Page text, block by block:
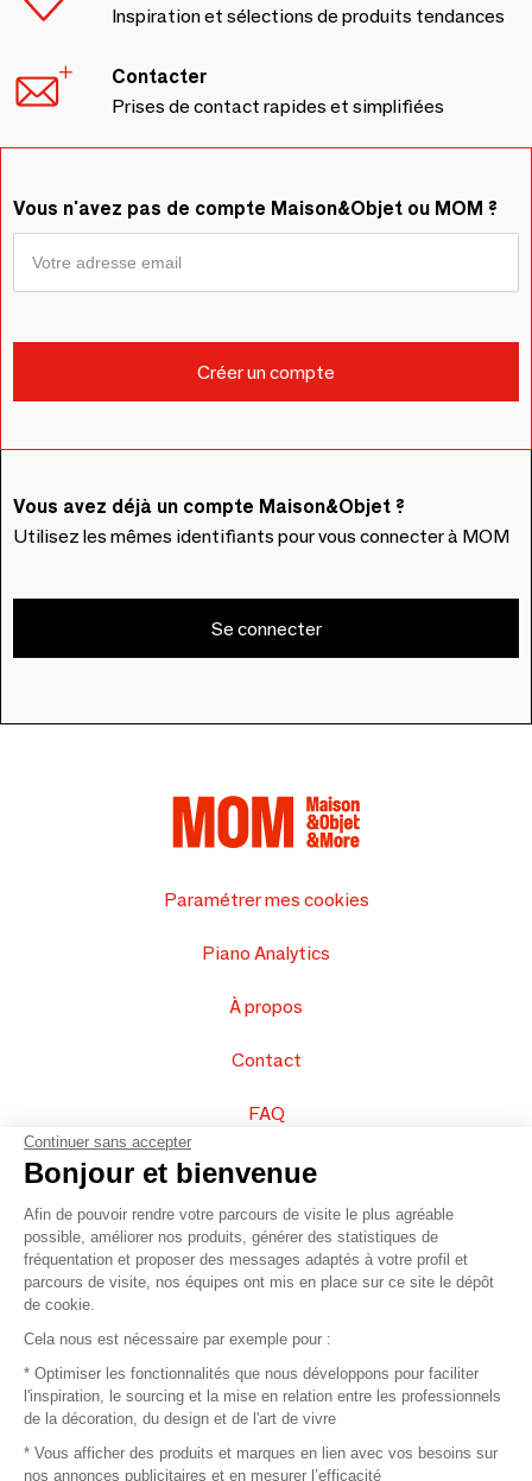
Inspiration et sélections de produits tendances
Contacter
Prises de contact rapides et simplifiées
Vous n'avez pas de compte Maison&Objet ou MOM ?
Vous avez déjà un compte Maison&Objet ?
Utilisez les mêmes identifiants pour vous connecter à MOM
Se connecter
Paramétrer mes cookies
Piano Analytics
À propos
Contact
FAQ
Vendez vos produits
Plan du site
© 2016 –Organisation SAFI
Recrutement
Continuer sans accepter
Bonjour et bienvenue
Afin de pouvoir rendre votre parcours de visite le plus agréable
possible, améliorer nos produits, générer des statistiques de
fréquentation et proposer des messages adaptés à votre profil et
parcours de visite, nos équipes ont mis en place sur ce site le dépôt
de cookie.
Cela nous est nécessaire par exemple pour :
* Optimiser les fonctionnalités que nous développons pour faciliter
l'inspiration, le sourcing et la mise en relation entre les professionnels
de la décoration, du design et de l'art de vivre
* Vous afficher des produits et marques en lien avec vos besoins sur
nos annonces publicitaires et en mesurer l’efficacité